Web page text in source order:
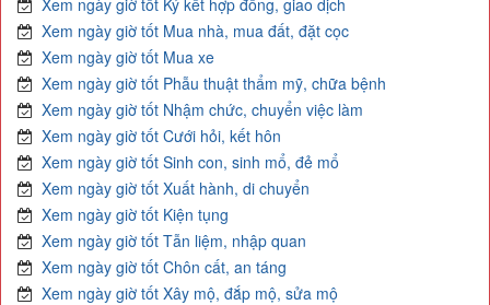
Xem ngày giờ tốt Mua nhà, mua đất, đặt cọc
Xem ngày giờ tốt Mua xe
Xem ngày giờ tốt Phẫu thuật thẩm mỹ, chữa bệnh
Xem ngày giờ tốt Nhậm chức, chuyển việc làm
Xem ngày giờ tốt Cưới hỏi, kết hôn
Xem ngày giờ tốt Sinh con, sinh mổ, đẻ mổ
Xem ngày giờ tốt Xuất hành, di chuyển
Xem ngày giờ tốt Kiện tụng
Xem ngày giờ tốt Tẫn liệm, nhập quan
Xem ngày giờ tốt Chôn cất, an táng
Xem ngày giờ tốt Xây mộ, đắp mộ, sửa mộ